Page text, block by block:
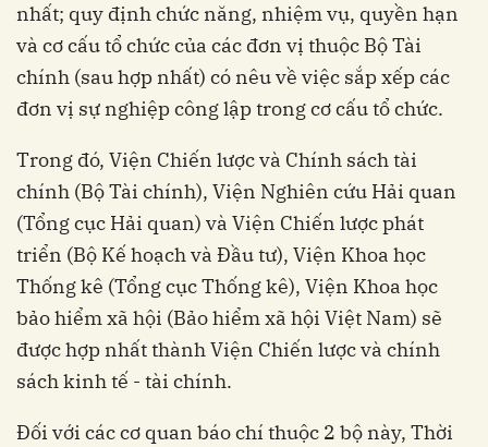
nhất; quy định chức năng, nhiệm vụ, quyền hạn
và cơ cấu tổ chức của các đơn vị thuộc Bộ Tài
chính (sau hợp nhất) có nêu về việc sắp xếp các
đơn vị sự nghiệp công lập trong cơ cấu tổ chức.
Trong đó, Viện Chiến lược và Chính sách tài
chính (Bộ Tài chính), Viện Nghiên cứu Hải quan
(Tổng cục Hải quan) và Viện Chiến lược phát
triển (Bộ Kế hoạch và Đầu tư), Viện Khoa học
Thống kê (Tổng cục Thống kê), Viện Khoa học
bảo hiểm xã hội (Bảo hiểm xã hội Việt Nam) sẽ
được hợp nhất thành Viện Chiến lược và chính
sách kinh tế - tài chính.
Đối với các cơ quan báo chí thuộc 2 bộ này, Thời